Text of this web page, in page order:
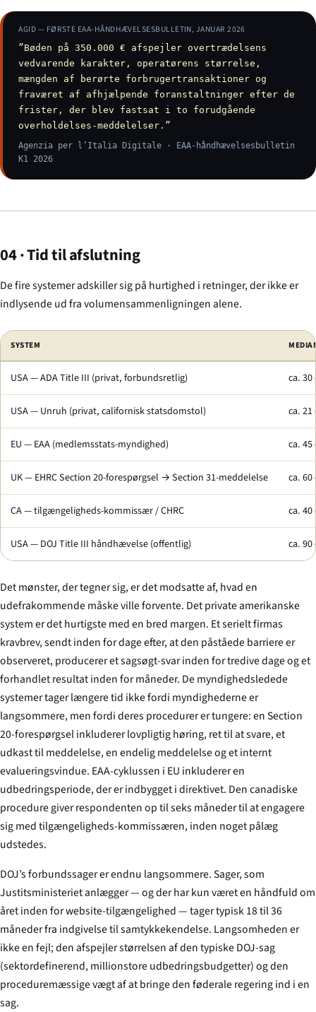
AGID — FØRSTE EAA-HÅNDHÆVELSESBULLETIN, JANUAR 2026
”Bøden på 350.000 € afspejler overtrædelsens
vedvarende karakter, operatørens størrelse,
mængden af berørte forbrugertransaktioner og
fraværet af afhjælpende foranstaltninger efter de
frister, der blev fastsat i to forudgående
overholdelses-meddelelser.”
Agenzia per l’Italia Digitale · EAA-håndhævelsesbulletin
K1 2026
04 · Tid til afslutning
De fire systemer adskiller sig på hurtighed i retninger, der ikke er
indlysende ud fra volumensammenligningen alene.
SYSTEM
USA — ADA Title III (privat, forbundsretlig) ca.
USA — Unruh (privat, californisk statsdomstol) ca. 21
EU — EAA (medlemsstats-myndighed) ca.
UK — EHRC Section 20-forespørgsel → Section 31-meddelelse ca. 60
CA — tilgængeligheds-kommissær / CHRC ca. 40
USA — DOJ Title III håndhævelse (offentlig) ca. 90
Det mønster, der tegner sig, er det modsatte af, hvad en
udefrakommende måske ville forvente. Det private amerikanske
system er det hurtigste med en bred margen. Et serielt firmas
kravbrev, sendt inden for dage efter, at den påståede barriere er
observeret, producerer et sagsøgt-svar inden for tredive dage og et
forhandlet resultat inden for måneder. De myndighedsledede
systemer tager længere tid ikke fordi myndighederne er
langsommere, men fordi deres procedurer er tungere: en Section
20-forespørgsel inkluderer lovpligtig høring, ret til at svare, et
udkast til meddelelse, en endelig meddelelse og et internt
evalueringsvindue. EAA-cyklussen i EU inkluderer en
udbedringsperiode, der er indbygget i direktivet. Den canadiske
procedure giver respondenten op til seks måneder til at engagere
sig med tilgængeligheds-kommissæren, inden noget pålæg
udstedes.
DOJ’s forbundssager er endnu langsommere. Sager, som
Justitsministeriet anlægger — og der har kun været en håndfuld om
året inden for website-tilgængelighed — tager typisk 18 til 36
måneder fra indgivelse til samtykkekendelse. Langsomheden er
ikke en fejl; den afspejler størrelsen af den typiske DOJ-sag
(sektordefinerend, millionstore udbedringsbudgetter) og den
proceduremæssige vægt af at bringe den føderale regering ind i en
sag.